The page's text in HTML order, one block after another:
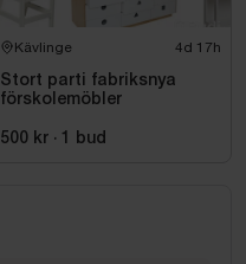
Kävlinge 4d 17h
Stort parti fabriksnya
förskolemöbler
500 kr · 1 bud